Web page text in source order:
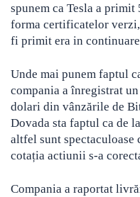
spunem ca Tesla a
forma certificatelor verzi,
fi primit era in
Unde mai punem faptul
compania a înregistrat
dolari din vânzările de
Dovada sta faptul ca de
altfel sunt spectaculoase
cotația actiunii s-a
Compania a raportat